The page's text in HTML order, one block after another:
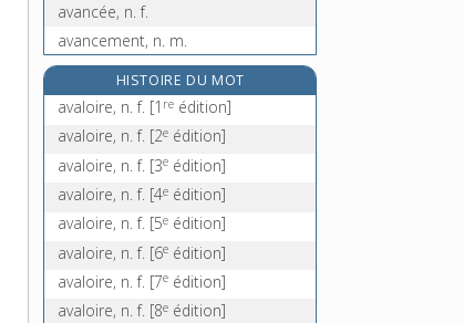
avancée, n. f.
avancement, n. m.
avancer, v. tr., intr. et pron.
avanie, n. f.
avantage, n. m.
HISTOIRE DU MOT
avaloire, n. f. [1 re édition]
avaloire, n. f. [2e édition]
avaloire, n. f. [3e édition]
avaloire, n. f. [4e édition]
avaloire, n. f. [5e édition]
avaloire, n. f. [6e édition]
avaloire, n. f. [7e édition]
avaloire, n. f. [8e édition]